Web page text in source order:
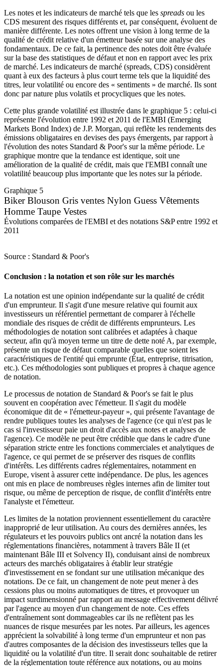
Les notes et les indicateurs de marché tels que les spreads ou les
CDS mesurent des risques différents et, par conséquent, évoluent de
manière différente. Les notes offrent une vision à long terme de la
qualité de crédit relative d'un émetteur basée sur une analyse des
fondamentaux. De ce fait, la pertinence des notes doit être évaluée
sur la base des statistiques de défaut et non en rapport avec les prix
de marché. Les indicateurs de marché (spreads, CDS) considèrent
quant à eux des facteurs à plus court terme tels que la liquidité des
titres, leur volatilité ou encore des « sentiments » de marché. Ils sont
donc par nature plus volatils et procycliques que les notes.
Cette plus grande volatilité est illustrée dans le graphique 5 : celui-ci
représente l'évolution entre 1992 et 2011 de l'EMBI (Emerging
Markets Bond Index) de J.P. Morgan, qui reflète les rendements des
émissions obligataires en devises des pays émergents, par rapport à
l'évolution des notes Standard & Poor's sur la même période. Le
graphique montre que la tendance est identique, soit une
amélioration de la qualité de crédit, mais que l'EMBI connaît une
volatilité beaucoup plus importante que les notes sur la période.
Graphique 5
Biker Blouson Gris ventes Nylon Guess Vêtements
Homme Taupe Vestes
Évolutions comparées de l'EMBI et des notations S&P entre 1992 et
2011
Source : Standard & Poor's
Conclusion : la notation et son rôle sur les marchés
La notation est une opinion indépendante sur la qualité de crédit
d'un emprunteur. Il s'agit d'une mesure relative qui fournit aux
investisseurs un référentiel permettant de comparer à l'échelle
mondiale des risques de crédit de différents emprunteurs. Les
méthodologies de notation sont calibrées et adaptées à chaque
secteur, afin qu'à moyen terme un titre de dette noté A, par exemple,
présente un risque de défaut comparable quelles que soient les
caractéristiques de l'entité qui emprunte (État, entreprise, titrisation,
etc.). Ces méthodologies sont publiques et propres à chaque agence
de notation.
Le processus de notation de Standard & Poor's se fait le plus
souvent en coopération avec l'émetteur. Il s'agit du modèle
économique dit de « l'émetteur-payeur », qui présente l'avantage de
rendre publiques toutes les analyses de l'agence (ce qui n'est pas le
cas si l'investisseur paie un droit d'accès aux notes et analyses de
l'agence). Ce modèle ne peut être crédible que dans le cadre d'une
séparation stricte entre les fonctions commerciales et analytiques de
l'agence, ce qui permet de se préserver des risques de conflits
d'intérêts. Les différents cadres réglementaires, notamment en
Europe, visent à assurer cette indépendance. De plus, les agences
ont mis en place de nombreuses règles internes afin de limiter tout
risque, ou même de perception de risque, de conflit d'intérêts entre
l'analyste et l'émetteur.
Les limites de la notation proviennent essentiellement du caractère
inapproprié de leur utilisation. Au cours des dernières années, les
régulateurs et les pouvoirs publics ont ancré la notation dans les
réglementations financières, notamment à travers Bâle II (et
maintenant Bâle III et Solvency II), conduisant ainsi de nombreux
acteurs des marchés obligataires à établir leur stratégie
d'investissement en se fondant sur une utilisation mécanique des
notations. De ce fait, un changement de note peut mener à des
cessions plus ou moins automatiques de titres, et provoquer un
impact surdimensionné par rapport au message effectivement délivré
par l'agence au moyen d'un changement de note. Ces effets
d'entraînement sont dommageables car ils ne reflètent pas les
nuances de risque mesurées par les notes. Par ailleurs, les agences
apprécient la solvabilité à long terme d'un emprunteur et non pas
d'autres composantes de la décision des investisseurs telles que la
liquidité ou la volatilité d'un titre. Il serait donc souhaitable de retirer
de la réglementation toute référence aux notations, ou au moins